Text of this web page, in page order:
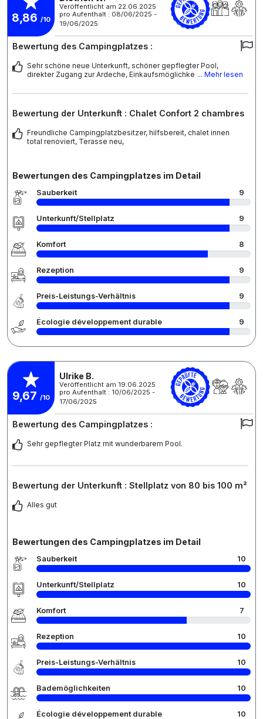
8,86 /10
Veröffentlicht am 22.06.2025
pro Aufenthalt : 08/06/2025 -
19/06/2025
Bewertung des Campingplatzes :
Sehr schöne neue Unterkunft, schöner gepflegter Pool,
direkter Zugang zur Ardeche, Einkaufsmöglichke ... Mehr lesen
Bewertung der Unterkunft : Chalet Confort 2 chambres
Freundliche Campingplatzbesitzer, hilfsbereit, chalet innen
total renoviert, Terasse neu,
Bewertungen des Campingplatzes im Detail
Sauberkeit 9
Unterkunft/Stellplatz 9
Komfort 8
Rezeption 9
Preis-Leistungs-Verhältnis 9
Écologie développement durable 9
9,67 /10
Ulrike B.
Veröffentlicht am 19.06.2025
pro Aufenthalt : 10/06/2025 -
17/06/2025
Bewertung des Campingplatzes :
Sehr gepflegter Platz mit wunderbarem Pool.
Bewertung der Unterkunft : Stellplatz von 80 bis 100 m²
Alles gut
Bewertungen des Campingplatzes im Detail
Sauberkeit 10
Unterkunft/Stellplatz 10
Komfort 7
Rezeption 10
Preis-Leistungs-Verhältnis 10
Bademöglichkeiten 10
Écologie développement durable 10